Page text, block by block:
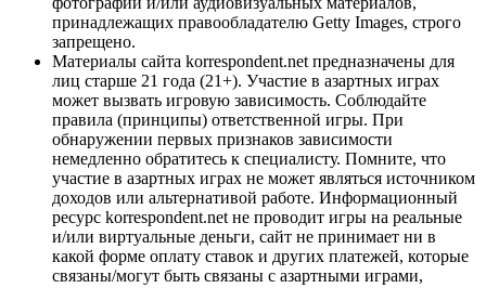
принадлежащих правообладателю Getty Images, строго
запрещено.
Материалы сайта korrespondent.net предназначены для
лиц старше 21 года (21+). Участие в азартных играх
может вызвать игровую зависимость. Соблюдайте
правила (принципы) ответственной игры. При
обнаружении первых признаков зависимости
немедленно обратитесь к специалисту. Помните, что
участие в азартных играх не может являться источником
доходов или альтернативой работе. Информационный
ресурс korrespondent.net не проводит игры на реальные
и/или виртуальные деньги, сайт не принимает ни в
какой форме оплату ставок и других платежей, которые
связаны/могут быть связаны с азартными играми,